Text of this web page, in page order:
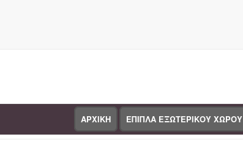
ΑΡΧΙΚΗ ΕΠΙΠΛΑ ΕΞΩΤΕΡΙΚΟΥ ΧΩΡΟΥ
Κατάστημα